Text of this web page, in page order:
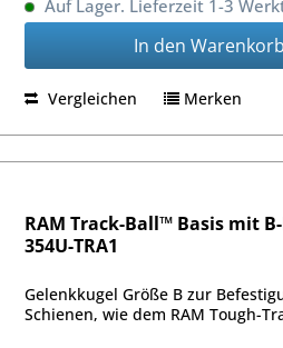
Auf Lager. Lieferzeit 1-3
In den Warenkorb
Vergleichen Merken
RAM Track-Ball™ Basis mit B-
354U-TRA1
Gelenkkugel Größe B zur
Schienen, wie dem RAM Tough-